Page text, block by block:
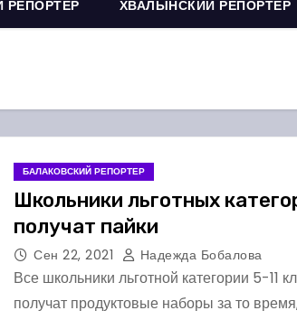
РЕПОРТЕР ХВАЛЫНСКИЙ РЕПОРТЕР
БАЛАКОВСКИЙ РЕПОРТЕР
Школьники льготных
получат пайки
Сен 22, 2021 Надежда Бобалова
Все школьники льготной категории 5-11
получат продуктовые наборы за то